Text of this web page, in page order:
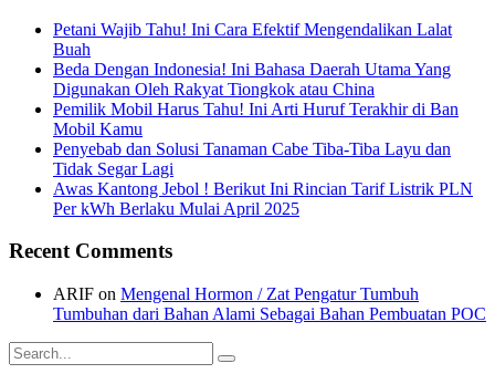
Petani Wajib Tahu! Ini Cara Efektif Mengendalikan Lalat
Buah
Beda Dengan Indonesia! Ini Bahasa Daerah Utama Yang
Digunakan Oleh Rakyat Tiongkok atau China
Pemilik Mobil Harus Tahu! Ini Arti Huruf Terakhir di Ban
Mobil Kamu
Penyebab dan Solusi Tanaman Cabe Tiba-Tiba Layu dan
Tidak Segar Lagi
Awas Kantong Jebol ! Berikut Ini Rincian Tarif Listrik PLN
Per kWh Berlaku Mulai April 2025
Recent Comments
ARIF on Mengenal Hormon / Zat Pengatur Tumbuh
Tumbuhan dari Bahan Alami Sebagai Bahan Pembuatan POC
Search
for: